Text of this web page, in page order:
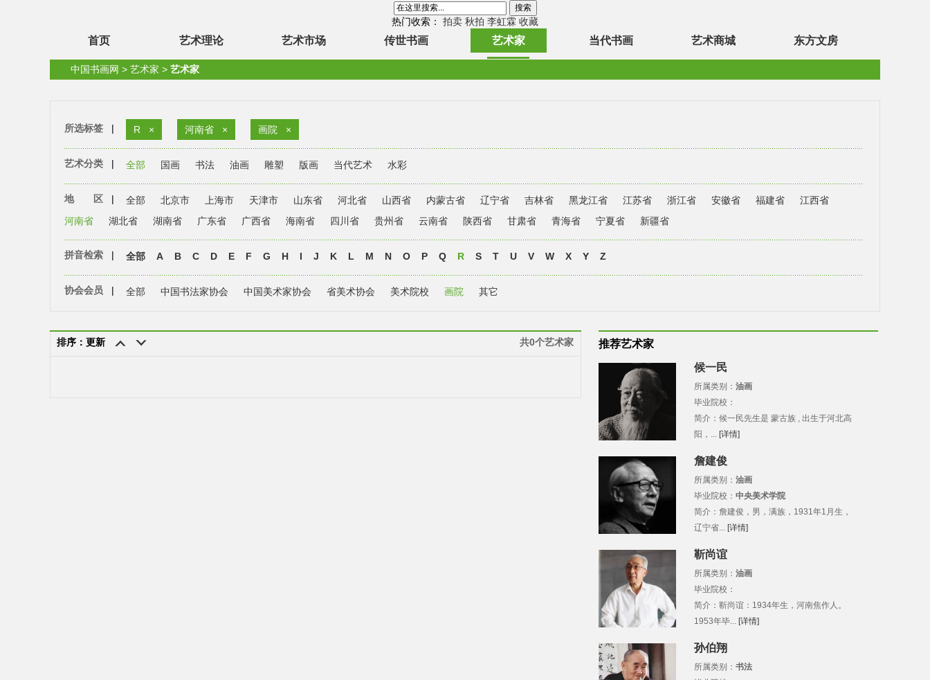
热门收索： 拍卖 秋拍 李虹霖 收藏
首页 艺术理论 艺术市场 传世书画 艺术家 当代书画 艺术商城 东方文房
中国书画网 > 艺术家 > 艺术家
所选标签 | R × 河南省 × 画院 ×
艺术分类 | 全部 国画 书法 油画 雕塑 版画 当代艺术 水彩
地 区 | 全部 北京市 上海市 天津市 山东省 河北省 山西省 内蒙古省 辽宁省 吉林省 黑龙江省 江苏省 浙江省 安徽省 福建省
江西省
河南省
湖北省 湖南省 广东省 广西省 海南省 四川省 贵州省 云南省 陕西省 甘肃省 青海省 宁夏省 新疆省
拼音检索 | 全部 A B C D E F G H I J K L M N O P Q R S T U V W X Y Z
协会会员 | 全部 中国书法家协会 中国美术家协会 省美术协会 美术院校 画院 其它
排序：更新 共0个艺术家 推荐艺术家
候一民
所属类别： 油画
毕业院校：
简介：候一民先生是 蒙古族 , 出生于河北高
阳，... [详情]
詹建俊
所属类别： 油画
毕业院校： 中央美术学院
简介：詹建俊，男，满族，1931年1月生，
辽宁省... [详情]
靳尚谊
所属类别： 油画
毕业院校：
简介：靳尚谊：1934年生，河南焦作人。
1953年毕... [详情]
孙伯翔
所属类别： 书法